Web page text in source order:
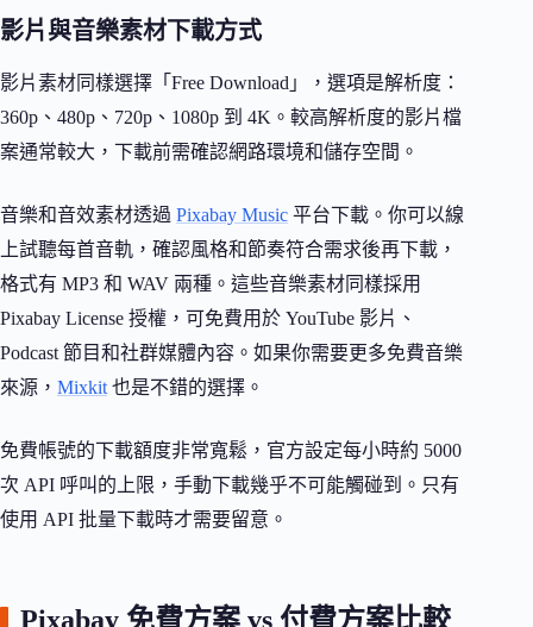
影片與音樂素材下載方式
影片素材同樣選擇「Free Download」，選項是解析度：
360p、480p、720p、1080p 到 4K。較高解析度的影片檔
案通常較大，下載前需確認網路環境和儲存空間。
音樂和音效素材透過 Pixabay Music 平台下載。你可以線
上試聽每首音軌，確認風格和節奏符合需求後再下載，
格式有 MP3 和 WAV 兩種。這些音樂素材同樣採用
Pixabay License 授權，可免費用於 YouTube 影片、
Podcast 節目和社群媒體內容。如果你需要更多免費音樂
來源， Mixkit 也是不錯的選擇。
免費帳號的下載額度非常寬鬆，官方設定每小時約 5000
次 API 呼叫的上限，手動下載幾乎不可能觸碰到。只有
使用 API 批量下載時才需要留意。
Pixabay 免費方案 vs 付費方案比較